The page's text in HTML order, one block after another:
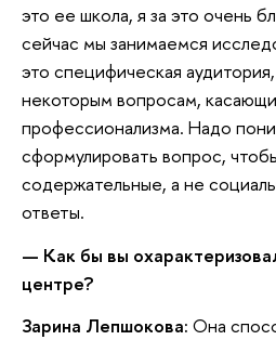
это ее школа, я за это очень
сейчас мы занимаемся
это специфическая
некоторым вопросам,
профессионализма. Надо
сформулировать вопрос,
содержательные, а не
ответы.
— Как бы вы
центре?
Зарина Лепшокова: Она